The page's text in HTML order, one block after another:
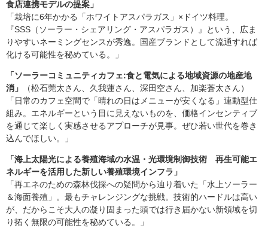
食店連携モデルの提案」
「栽培に6年かかる「ホワイトアスパラガス」×ドイツ料理。
『SSS（ソーラー・シェアリング・アスパラガス）』という、広ま
りやすいネーミングセンスが秀逸。国産ブランドとして流通すれば
化ける可能性を秘めている。」
「ソーラーコミュニティカフェ:食と電気による地域資源の地産地
消」
（松石莞太さん、久我蓮さん、深田空さん、加楽蒼太さん）
「日常のカフェ空間で「晴れの日はメニューが安くなる」連動型仕
組み。エネルギーという目に見えないものを、価格インセンティブ
を通じて楽しく実感させるアプローチが見事。ぜひ若い世代を巻き
込んでほしい。」
「海上太陽光による養殖海域の水温・光環境制御技術 再生可能エ
ネルギーを活用した新しい養殖環境インフラ」
「再エネのための森林伐採への疑問から辿り着いた「水上ソーラー
＆海面養殖」。最もチャレンジングな挑戦。技術的ハードルは高い
が、だからこそ大人の凝り固まった頭では行き届かない新領域を切
り拓く無限の可能性を秘めている。」